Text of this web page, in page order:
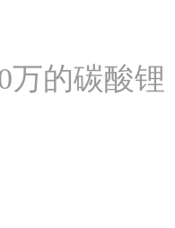
万的碳酸